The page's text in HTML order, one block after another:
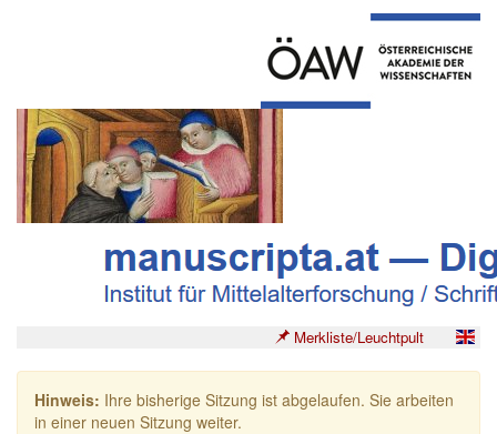
Merkliste/Leuchtpult
Hinweis: Ihre bisherige Sitzung ist abgelaufen. Sie arbeiten
in einer neuen Sitzung weiter.